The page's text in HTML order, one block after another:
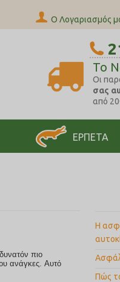
Ο Λογαριασμός
To
Oι
σας
από
ΕΡΠΕΤΑ
ανάγκες. Αυτό
Η
Πώς